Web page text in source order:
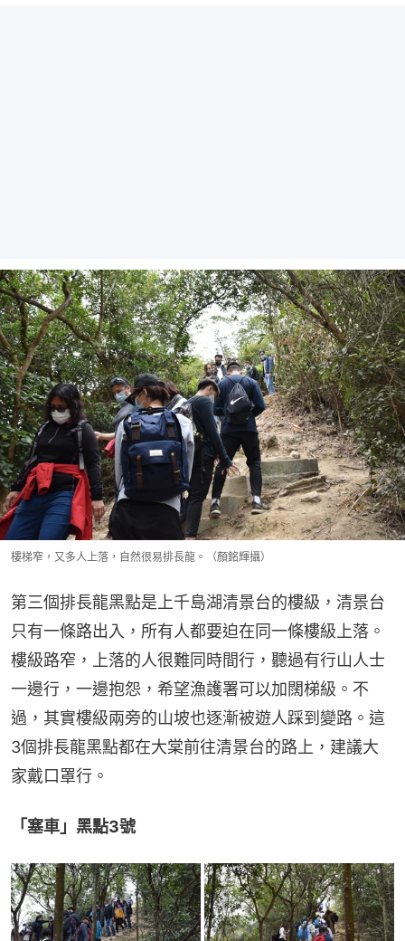
樓梯窄，又多人上落，自然很易排長龍。（顏銘輝攝）
第三個排長龍黑點是上千島湖清景台的樓級，清景台
只有一條路出入，所有人都要迫在同一條樓級上落。
樓級路窄，上落的人很難同時間行，聽過有行山人士
一邊行，一邊抱怨，希望漁護署可以加闊梯級。不
過，其實樓級兩旁的山坡也逐漸被遊人踩到變路。這
3個排長龍黑點都在大棠前往清景台的路上，建議大
家戴口罩行。
「塞車」黑點3號